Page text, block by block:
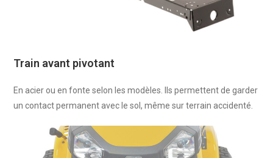
Train avant pivotant
En acier ou en fonte selon les modèles. Ils permettent de garder
un contact permanent avec le sol, même sur terrain accidenté.